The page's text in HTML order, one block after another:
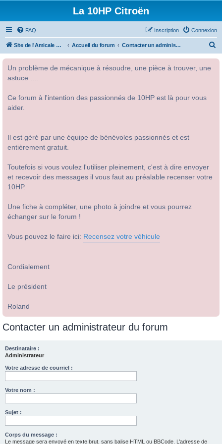
La 10HP Citroën
FAQ Connexion
Inscription
Site de l'Amicale Citroën 10HP Accueil du forum Contacter un administrateur du forum
Un problème de mécanique à résoudre, une pièce à trouver, une
astuce ....
Ce forum à l'intention des passionnés de 10HP est là pour vous
aider.
Il est géré par une équipe de bénévoles passionnés et est
entièrement gratuit.
Toutefois si vous voulez l'utiliser pleinement, c'est à dire envoyer
et recevoir des messages il vous faut au préalable recenser votre
10HP.
Une fiche à compléter, une photo à joindre et vous pourrez
échanger sur le forum !
Vous pouvez le faire ici: Recensez votre véhicule
Cordialement
Le président
Roland
Contacter un administrateur du forum
Destinataire :
Administrateur
Votre adresse de courriel :
Votre nom :
Sujet :
Corps du message :
Le message sera envoyé en texte brut, sans balise HTML ou BBCode. L’adresse de